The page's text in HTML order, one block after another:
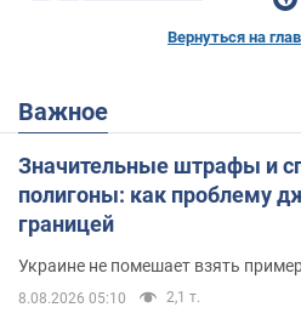
Вернуться на
Важное
Значительные штрафы и
полигоны: как проблему
границей
Украине не помешает взять
8.08.2026 05:10 2,1 т.